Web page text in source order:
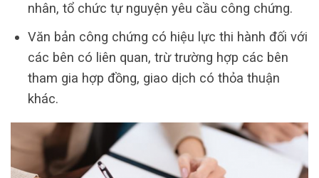
nhân, tổ chức tự nguyện yêu cầu công chứng.
Văn bản công chứng có hiệu lực thi hành đối với
các bên có liên quan, trừ trường hợp các bên
tham gia hợp đồng, giao dịch có thỏa thuận
khác.